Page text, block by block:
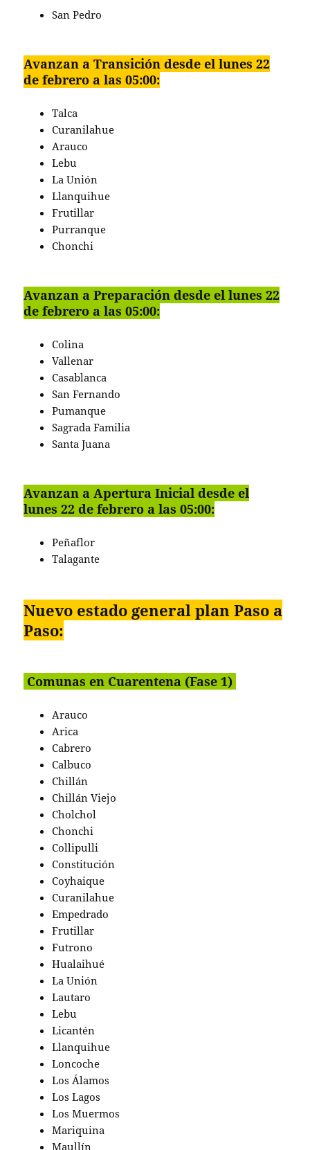
San Pedro
Avanzan a Transición desde el lunes 22
de febrero a las 05:00:
Talca
Curanilahue
Arauco
Lebu
La Unión
Llanquihue
Frutillar
Purranque
Chonchi
Avanzan a Preparación desde el lunes 22
de febrero a las 05:00:
Colina
Vallenar
Casablanca
San Fernando
Pumanque
Sagrada Familia
Santa Juana
Avanzan a Apertura Inicial desde el
lunes 22 de febrero a las 05:00:
Peñaflor
Talagante
Nuevo estado general plan Paso a
Paso:
Comunas en Cuarentena (Fase 1)
Arauco
Arica
Cabrero
Calbuco
Chillán
Chillán Viejo
Cholchol
Chonchi
Collipulli
Constitución
Coyhaique
Curanilahue
Empedrado
Frutillar
Futrono
Hualaihué
La Unión
Lautaro
Lebu
Licantén
Llanquihue
Loncoche
Los Álamos
Los Lagos
Los Muermos
Mariquina
Maullín